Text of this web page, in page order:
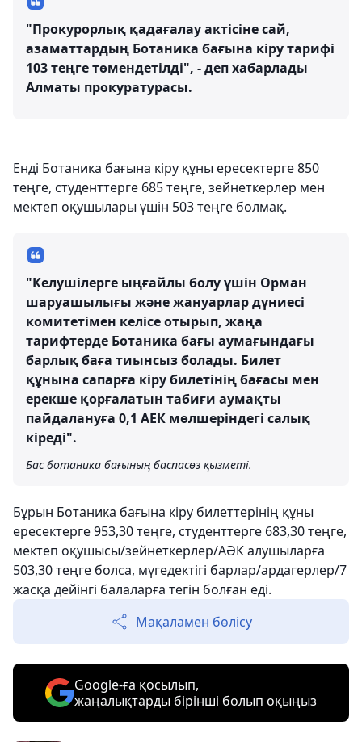
"Прокурорлық қадағалау актісіне сай,
азаматтардың Ботаника бағына кіру тарифі
103 теңге төмендетілді", - деп хабарлады
Алматы прокуратурасы.
Енді Ботаника бағына кіру құны ересектерге 850
теңге, студенттерге 685 теңге, зейнеткерлер мен
мектеп оқушылары үшін 503 теңге болмақ.
"Келушілерге ыңғайлы болу үшін Орман
шаруашылығы және жануарлар дүниесі
комитетімен келісе отырып, жаңа
тарифтерде Ботаника бағы аумағындағы
барлық баға тиынсыз болады. Билет
құнына сапарға кіру билетінің бағасы мен
ерекше қорғалатын табиғи аумақты
пайдалануға 0,1 АЕК мөлшеріндегі салық
кіреді".
Бас ботаника бағының баспасөз қызметі.
Бұрын Ботаника бағына кіру билеттерінің құны
ересектерге 953,30 теңге, студенттерге 683,30 теңге,
мектеп оқушысы/зейнеткерлер/АӘК алушыларға
503,30 теңге болса, мүгедектігі барлар/ардагерлер/7
жасқа дейінгі балаларға тегін болған еді.
Мақаламен бөлісу
Google-ға қосылып,
жаңалықтарды бірінші болып оқыңыз